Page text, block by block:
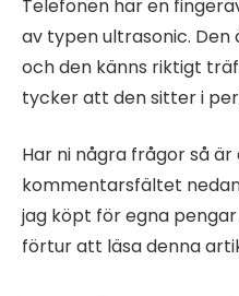
Telefonen har en
av typen ultrasonic.
och den känns riktigt
tycker att den sitter i
Har ni några frågor så
kommentarsfältet
jag köpt för egna
förtur att läsa denna